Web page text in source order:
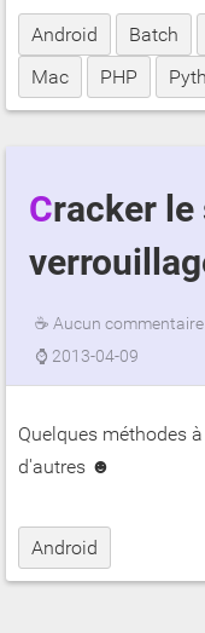
Android Batch
Mac
PHP
Cracker le schéma de
☕ Aucun commentaire
⌚ 2013-04-09
Quelques méthodes
d'autres ☻
Android